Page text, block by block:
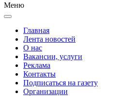
Меню
Главная
Лента новостей
О нас
Вакансии, услуги
Реклама
Контакты
Подписаться на газету
Организации